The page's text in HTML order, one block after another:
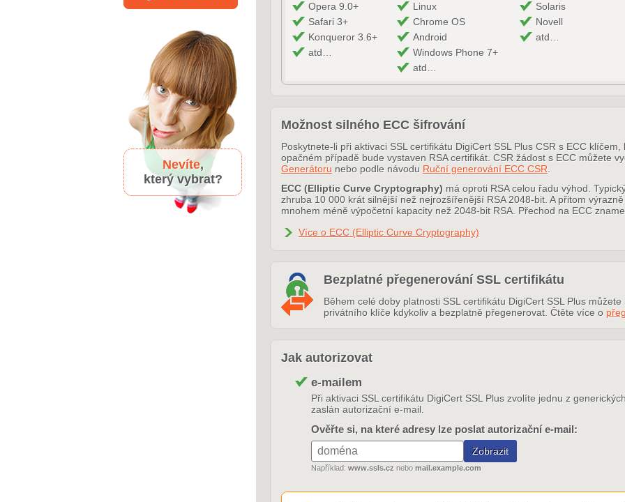
Nevíte,
který vybrat?
Opera 9.0+
Safari 3+
Konqueror 3.6+
atd…
Linux
Chrome OS
Android
Windows Phone 7+
atd…
Solaris
Novell
atd…
Možnost silného ECC šifrování
Poskytnete-li při aktivaci SSL certifikátu DigiCert SSL Plus CSR s ECC
opačném případě bude vystaven RSA certifikát. CSR žádost s ECC můžete
Generátoru nebo podle návodu Ruční generování ECC CSR
ECC (Elliptic Curve Cryptography) má oproti RSA celou řadu výhod.
zhruba 10 000 krát silnější než nejrozšířenější RSA 2048-bit. A přitom
mnohem méně výpočetní kapacity než 2048-bit RSA. Přechod na ECC
Více o ECC (Elliptic Curve Cryptography)
Bezplatné přegenerování SSL certifikátu
Během celé doby platnosti SSL certifikátu DigiCert SSL Plus
privátního klíče kdykoliv a bezplatně přegenerovat. Čtěte více o
Jak autorizovat
e-mailem
Při aktivaci SSL certifikátu DigiCert SSL Plus zvolíte jednu z
zaslán autorizační e-mail.
Ověřte si, na které adresy lze poslat autorizační e-mail:
Například: www.ssls.cz nebo mail.example.com